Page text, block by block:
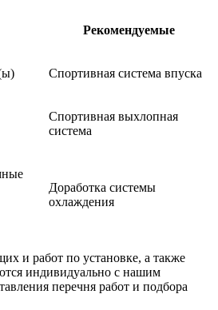
Рекомендуемые
Спортивная система впуска
Спортивная выхлопная
система
Доработка системы
охлаждения
и работ по установке, а также
индивидуально с нашим
перечня работ и подбора